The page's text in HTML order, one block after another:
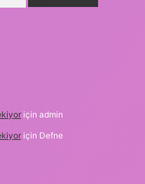
için admin
için Defne